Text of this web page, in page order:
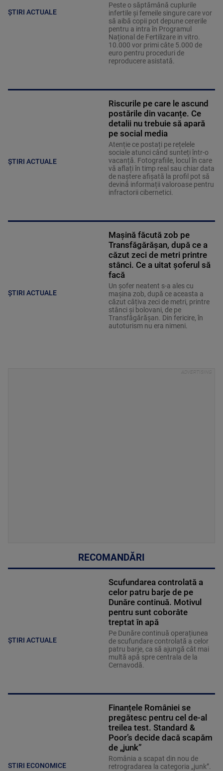
ȘTIRI ACTUALE
Peste o săptămână cuplurile
infertile și femeile singure care vor
să aibă copii pot depune cererile
pentru a intra în Programul
Național de Fertilizare in vitro.
10.000 vor primi câte 5.000 de
euro pentru proceduri de
reproducere asistată.
ȘTIRI ACTUALE
Riscurile pe care le ascund
postările din vacanțe. Ce
detalii nu trebuie să apară
pe social media
Atenție ce postați pe rețelele
sociale atunci când sunteți într-o
vacanță. Fotografiile, locul în care
vă aflați în timp real sau chiar data
de naștere afișată la profil pot să
devină informații valoroase pentru
infractorii cibernetici.
ȘTIRI ACTUALE
Mașină făcută zob pe
Transfăgărășan, după ce a
căzut zeci de metri printre
stânci. Ce a uitat șoferul să
facă
Un șofer neatent s-a ales cu
mașina zob, după ce aceasta a
căzut câțiva zeci de metri, printre
stânci și bolovani, de pe
Transfăgărășan. Din fericire, în
autoturism nu era nimeni.
RECOMANDĂRI
ȘTIRI ACTUALE
Scufundarea controlată a
celor patru barje de pe
Dunăre continuă. Motivul
pentru sunt coborâte
treptat în apă
Pe Dunăre continuă operațiunea
de scufundare controlată a celor
patru barje, ca să ajungă cât mai
multă apă spre centrala de la
Cernavodă.
STIRI ECONOMICE
Finanțele României se
pregătesc pentru cel de-al
treilea test. Standard &
Poor’s decide dacă scapăm
de „junk”
România a scapat din nou de
retrogradarea la categoria „junk”.